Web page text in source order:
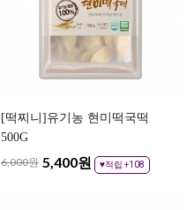
[떡찌니]유기농 현미떡국떡
500G
6,000원 5,400원 ♥적립 +108